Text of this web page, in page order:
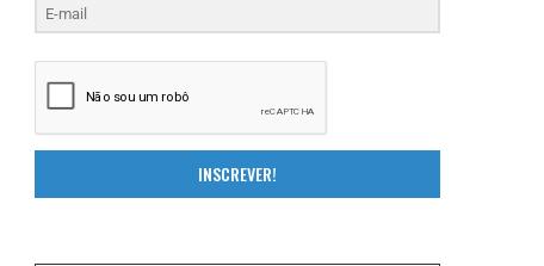
INSCREVER!